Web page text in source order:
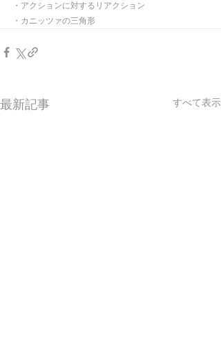
・アクションに対するリアクション
・カニッツァの三角形
最新記事 すべて表示